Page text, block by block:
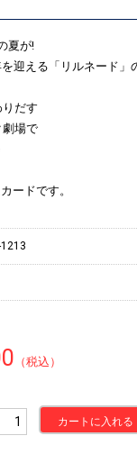
夏が!
迎える「リルネード」
だす
劇場で
ードです。
1213
（税込）
カートに入れる